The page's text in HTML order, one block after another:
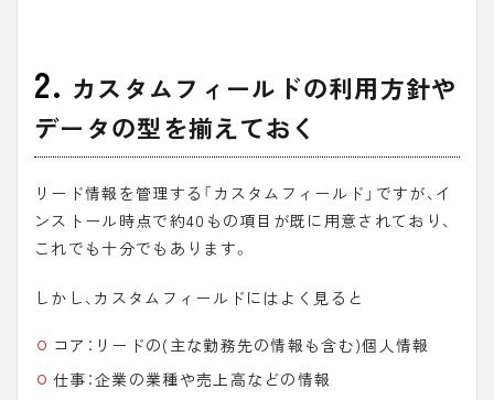
g
て
2. カスタムフィールドの利用方針や
データの型を揃えておく
リード情報を管理する「 カスタムフィールド 」ですが、イ
ンストール時点で約40もの項目が既に用意されており、
これでも十分でもあります。
しかし、カスタムフィールドにはよく見ると
コア ：リードの(主な勤務先の情報も含む)個人情報
仕事 ：企業の業種や売上高などの情報